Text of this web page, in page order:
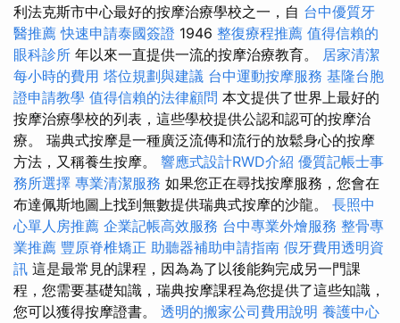
利法克斯市中心最好的按摩治療學校之一，自 台中優質牙
醫推薦 快速申請泰國簽證 1946 整復療程推薦 值得信賴的
眼科診所 年以來一直提供一流的按摩治療教育。 居家清潔
每小時的費用 塔位規劃與建議 台中運動按摩服務 基隆台胞
證申請教學 值得信賴的法律顧問 本文提供了世界上最好的
按摩治療學校的列表，這些學校提供公認和認可的按摩治
療。 瑞典式按摩是一種廣泛流傳和流行的放鬆身心的按摩
方法，又稱養生按摩。 響應式設計RWD介紹 優質記帳士事
務所選擇 專業清潔服務 如果您正在尋找按摩服務，您會在
布達佩斯地圖上找到無數提供瑞典式按摩的沙龍。 長照中
心單人房推薦 企業記帳高效服務 台中專業外燴服務 整骨專
業推薦 豐原脊椎矯正 助聽器補助申請指南 假牙費用透明資
訊 這是最常見的課程，因為為了以後能夠完成另一門課
程，您需要基礎知識，瑞典按摩課程為您提供了這些知識，
您可以獲得按摩證書。 透明的搬家公司費用說明 養護中心